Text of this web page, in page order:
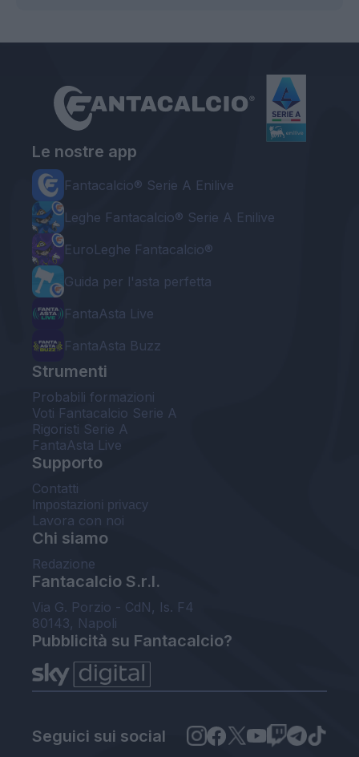
Le nostre app
Fantacalcio® Serie A Enilive
Leghe Fantacalcio® Serie A Enilive
EuroLeghe Fantacalcio®
Guida per l'asta perfetta
FantaAsta Live
FantaAsta Buzz
Strumenti
Probabili formazioni
Voti Fantacalcio Serie A
Rigoristi Serie A
FantaAsta Live
Supporto
Contatti
Impostazioni privacy
Lavora con noi
Chi siamo
Redazione
Fantacalcio S.r.l.
Via G. Porzio - CdN, Is. F4
80143, Napoli
Pubblicità su Fantacalcio?
Seguici sui social